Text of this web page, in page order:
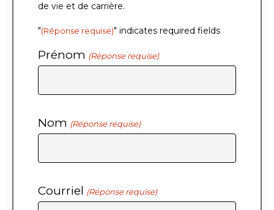
de vie et de carrière.
"(Réponse requise)" indicates required fields
Prénom (Réponse requise)
Nom (Réponse requise)
Courriel (Réponse requise)